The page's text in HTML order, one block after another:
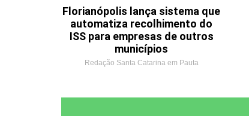
Florianópolis lança sistema que
automatiza recolhimento do
ISS para empresas de outros
municípios
Redação Santa Catarina em Pauta